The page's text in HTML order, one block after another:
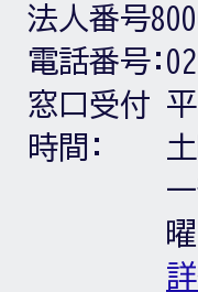
法人番号
電話番号:
窓口受付
時間: